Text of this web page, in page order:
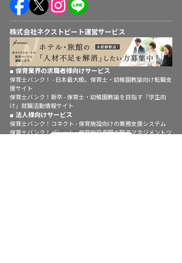
株式会社ネクストビート運営サービス
保育業界の求職者様向けサービス
保育士バンク！ - 日本最大級。保育士・幼稚園教諭向け転職支
援サイト
保育士バンク！新卒 - 保育士・幼稚園教諭を目指す「学生向
け」就職活動情報サイト
法人様向けサービス
保育士バンク！コネクト - 保育施設向けの業務支援システム
保育士バンク！パレット - 保育施設専門の職員マネジメントツ